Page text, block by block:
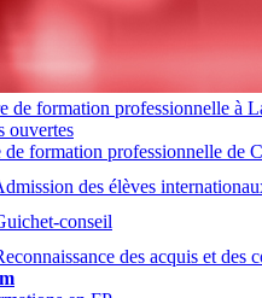
de formation professionnelle à
ouvertes
de formation professionnelle de
des élèves
conseil
des acquis et